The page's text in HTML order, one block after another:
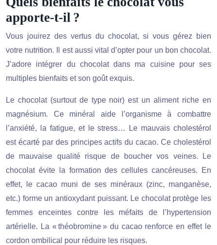
apporte-t-il ?
Vous jouirez des vertus du chocolat, si vous gérez bien
votre nutrition. Il est aussi vital d’opter pour un bon chocolat.
J’adore intégrer du chocolat dans ma cuisine pour ses
multiples bienfaits et son goût exquis.
Le chocolat (surtout de type noir) est un aliment riche en
magnésium. Ce minéral aide l’organisme à combattre
l’anxiété, la fatigue, et le stress… Le mauvais cholestérol
est écarté par des principes actifs du cacao. Ce cholestérol
de mauvaise qualité risque de boucher vos veines. Le
chocolat évite la formation des cellules cancéreuses. En
effet, le cacao muni de ses minéraux (zinc, manganèse,
etc.) forme un antioxydant puissant. Le chocolat protège les
femmes enceintes contre les méfaits de l’hypertension
artérielle. La « théobromine » du cacao renforce en effet le
cordon ombilical pour réduire les risques.